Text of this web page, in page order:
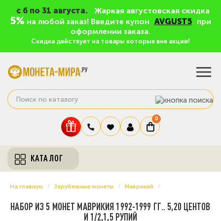
c 6 по 31 августа. Жаркая августовская скидка
5% на любой заказ! Введите купон AVGUST5
при
оформлении заказа.
Скидка действует на товары которые вне акции!
0
КАТАЛОГ
На главную Зарубежные монеты Маврикий
НАБОР ИЗ 5 МОНЕТ МАВРИКИЯ 1992-1999 ГГ.. 5,20 ЦЕНТОВ
И 1/2,1,5 РУПИЙ